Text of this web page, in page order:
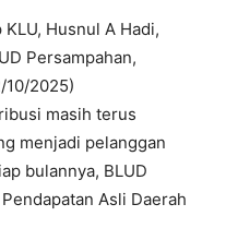
Husnul A Hadi,
Persampahan,
10/2025)
masih terus
menjadi pelanggan
bulannya, BLUD
Asli Daerah